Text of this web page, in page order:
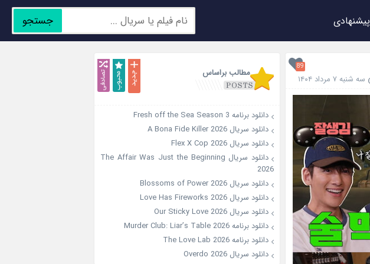
پیشنهادی جستجو
89
سه شنبه ۷ مرداد ۱۴۰۴
مطالب براساس
دانلود برنامه Fresh off the Sea Season 3
دانلود سریال A Bona Fide Killer 2026
دانلود سریال Flex X Cop 2026
دانلود سریال The Affair Was Just the Beginning
2026
دانلود سریال Blossoms of Power 2026
دانلود سریال Love Has Fireworks 2026
دانلود سریال Our Sticky Love 2026
دانلود برنامه Murder Club: Liar’s Table 2026
دانلود برنامه The Love Lab 2026
دانلود سریال Overdo 2026